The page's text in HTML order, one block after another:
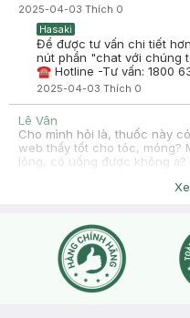
2025-04-03 Thích 0
Hasaki
Để được tư vấn chi tiết
nút phần "chat với chúng
☎ Hotline -Tư vấn: 1800
2025-04-03 Thích 0
Lê Vân
Cho mình hỏi là, thuốc này
web thấy tốt cho tóc, móng?
lông, có uống được không ạ?
nút phần "chat với chúng
☎ Hotline -Tư vấn: 1800
2025-04-03Thích